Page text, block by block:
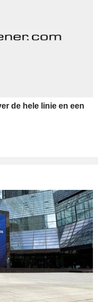
de hele linie en een